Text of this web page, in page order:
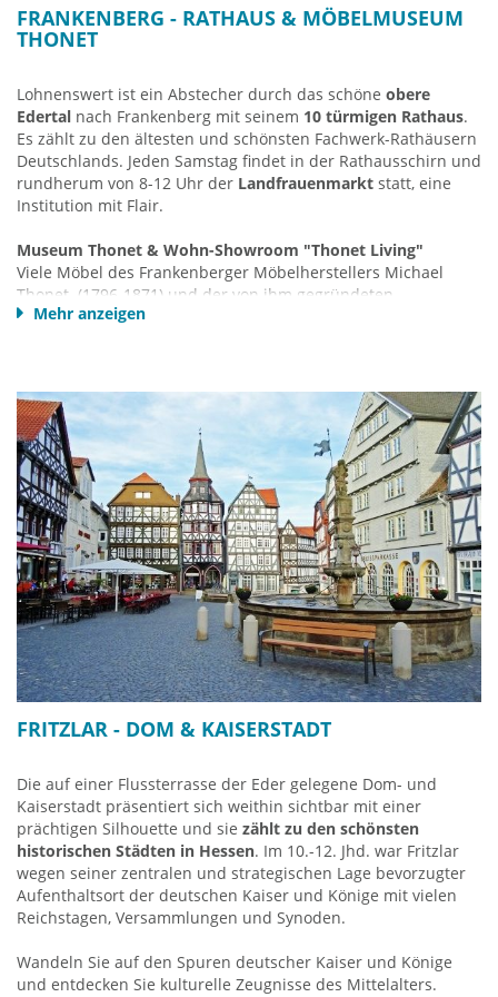
entfernte Minden aus.
Führung über die Staumauer
Sie viele interessante Hintergründe über Entstehung und Bau
des Edersees und die Geschichte des alten Edertals, über die
Bombardierung im 2. Weltkrieg, den Nationalpark (UNESCO
Weltnaturerbe) und vieles mehr.
(MeineCard+ Partner)
Treffpunkt: Schiffsanleger “Edertalsperrmauer Ufer West”
Tel. +49 5623 99980
Mehr Info Edersee...
FRANKENBERG - RATHAUS & MÖBELMUSEUM
THONET
Lohnenswert ist ein Abstecher durch das schöne obere
Edertal nach Frankenberg mit seinem 10 türmigen Rathaus.
Es zählt zu den ältesten und schönsten Fachwerk-Rathäusern
Deutschlands. Jeden Samstag findet in der Rathausschirn und
rundherum von 8-12 Uhr der Landfrauenmarkt statt, eine
Institution mit Flair.
Museum Thonet & Wohn-Showroom "Thonet Living"
Viele Möbel des Frankenberger Möbelherstellers Michael
Thonet (1796-1871) und der von ihm gegründeten
Möbelfabrik gehören zu den Klassikern der Möbelgeschichte.
Materialität- und Verarbeitungsqualität. Das Museum Thonet
zeigt die gesamte Thonet-Geschichte von 1819 bis heute. Zu
sehen sind die Möbel des Jugendstils, des Bauhauses, der
50er, 60er und 70er Jahre zu sehen.
Öffnungszeiten:
Montag bis Freitag: 9.00 bis 17.00 Uhr
Samstag: 14.00 bis 16.00 Uhr
Eintritt frei
Museum Thonet & Wohn-Showroom "Thonet Living"
Thonet GmbH
Michael-Thonet-Straße 1
35066 Frankenberg (Eder)
Tel.: +49 6451 508 0
E-Mail:info‎@thonet.eu
Mehr anzeigen
FRITZLAR - DOM & KAISERSTADT
Die auf einer Flussterrasse der Eder gelegene Dom- und
Kaiserstadt präsentiert sich weithin sichtbar mit einer
prächtigen Silhouette und sie zählt zu den schönsten
historischen Städten in Hessen. Im 10.-12. Jhd. war Fritzlar
wegen seiner zentralen und strategischen Lage bevorzugter
Aufenthaltsort der deutschen Kaiser und Könige mit vielen
Reichstagen, Versammlungen und Synoden.
Wandeln Sie auf den Spuren deutscher Kaiser und Könige
und entdecken Sie kulturelle Zeugnisse des Mittelalters.